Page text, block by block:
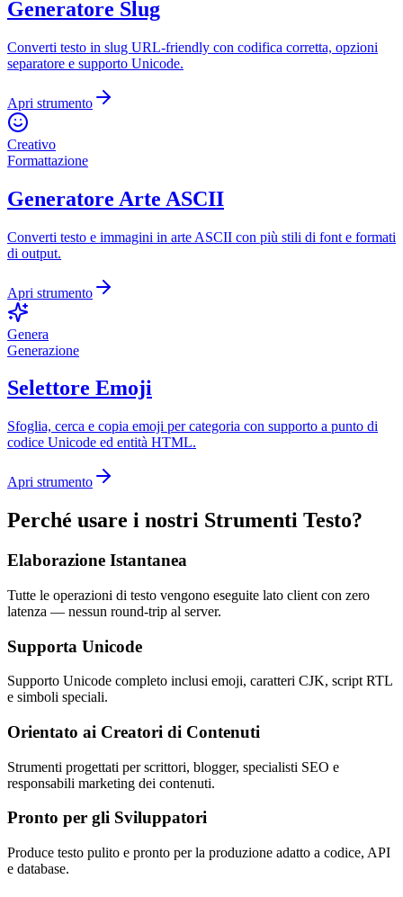
Generatore Slug
Converti testo in slug URL-friendly con codifica corretta, opzioni
separatore e supporto Unicode.
Apri strumento
Creativo
Formattazione
Generatore Arte ASCII
Converti testo e immagini in arte ASCII con più stili di font e formati
di output.
Apri strumento
Genera
Generazione
Selettore Emoji
Sfoglia, cerca e copia emoji per categoria con supporto a punto di
codice Unicode ed entità HTML.
Apri strumento
Perché usare i nostri Strumenti Testo?
Elaborazione Istantanea
Tutte le operazioni di testo vengono eseguite lato client con zero
latenza — nessun round-trip al server.
Supporta Unicode
Supporto Unicode completo inclusi emoji, caratteri CJK, script RTL
e simboli speciali.
Orientato ai Creatori di Contenuti
Strumenti progettati per scrittori, blogger, specialisti SEO e
responsabili marketing dei contenuti.
Pronto per gli Sviluppatori
Produce testo pulito e pronto per la produzione adatto a codice, API
e database.